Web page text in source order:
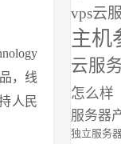
，线
人民
vps云
主机
云服
怎么样
服务器
独立服务